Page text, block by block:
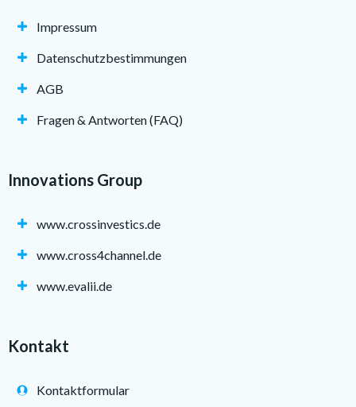
Impressum
Datenschutzbestimmungen
AGB
Fragen & Antworten (FAQ)
Innovations Group
www.crossinvestics.de
www.cross4channel.de
www.evalii.de
Kontakt
Kontaktformular